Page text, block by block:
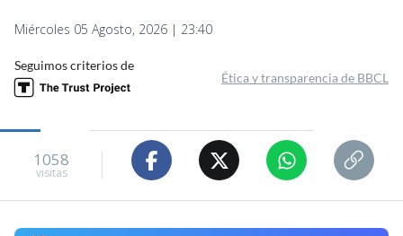
Miércoles 05 Agosto, 2026 | 23:40
Seguimos criterios de
Ética y transparencia de BBCL
1058
visitas